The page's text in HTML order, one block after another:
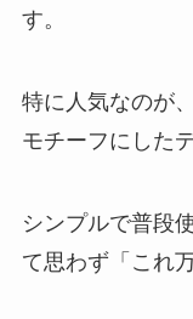
す。
特に人気なのが
モチーフにした
シンプルで普段
て思わず「これ